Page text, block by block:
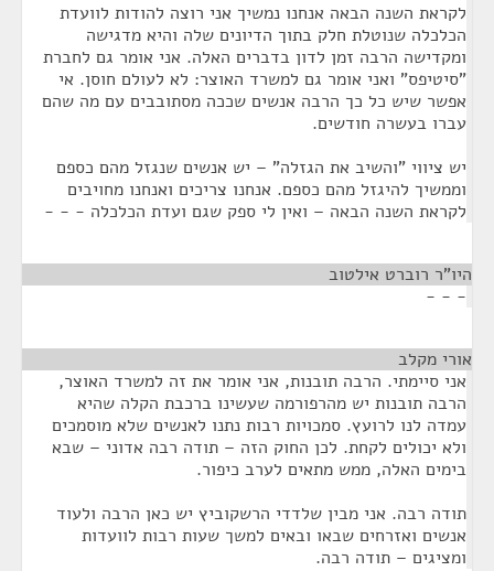
לקראת השנה הבאה אנחנו נמשיך אני רוצה להודות לוועדת
הכלכלה שנוטלת חלק בתוך הדיונים שלה והיא מדגישה
ומקדישה הרבה זמן לדון בדברים האלה. אני אומר גם לחברת
"סיטיפס" ואני אומר גם למשרד האוצר: לא לעולם חוסן. אי
אפשר שיש כל כך הרבה אנשים שככה מסתובבים עם מה שהם
עברו בעשרה חודשים.
יש ציווי "והשיב את הגזלה" – יש אנשים שנגזל מהם כספם
וממשיך להיגזל מהם כספם. אנחנו צריכים ואנחנו מחויבים
לקראת השנה הבאה – ואין לי ספק שגם ועדת הכלכלה - - -
היו"ר רוברט אילטוב
- - -
אורי מקלב
אני סיימתי. הרבה תובנות, אני אומר את זה למשרד האוצר,
הרבה תובנות יש מהרפורמה שעשינו ברכבת הקלה שהיא
עמדה לנו לרועץ. סמכויות רבות נתנו לאנשים שלא מוסמכים
ולא יכולים לקחת. לכן החוק הזה – תודה רבה אדוני – שבא
בימים האלה, ממש מתאים לערב כיפור.
תודה רבה. אני מבין שלדדי הרשקוביץ יש כאן הרבה ולעוד
אנשים ואזרחים שבאו ובאים למשך שעות רבות לוועדות
ומציגים – תודה רבה.